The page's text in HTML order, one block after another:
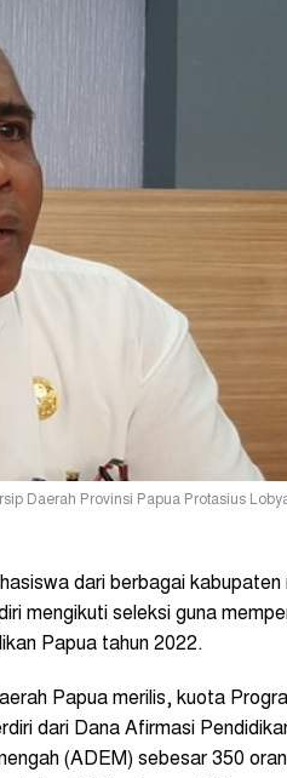
Daerah Provinsi Papua Protasius
dari berbagai kabupaten
mengikuti seleksi guna
Papua tahun 2022.
Papua merilis, kuota
dari Dana Afirmasi
(ADEM) sebesar 350